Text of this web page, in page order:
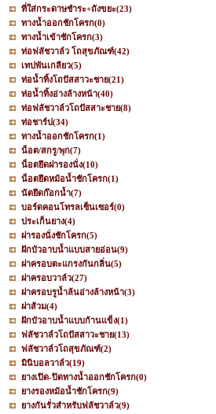
ที่ใส่กระดาษชำระ+ถังขยะ(23)
ทางน้ำออกชักโครก(0)
ทางน้ำเข้าชักโครก(3)
ท่อฟลัชวาล์ว โถสุขภัณฑ์(42)
เทปพันเกลียว(5)
ท่อน้ำทิ้งโถปัสสาวะชาย(21)
ท่อน้ำทิ้งอ่างล้างหน้า(40)
ท่อฟลัชวาล์วโถปัสสาะชาย(8)
ท่อชาร์ป(34)
ทางน้ำออกชักโครก(1)
น็อต/สกรู/พุก(7)
น็อตยึดฝารองนั่ง(10)
น็อตยึดหม้อน้ำชักโครก(1)
นัตยึดก๊อกน้ำ(7)
บอร์ดคอนโทรลเซ็นเซอร์(0)
ประเก็นยาง(4)
ฝารองนั่งชักโครก(5)
ฝักบัวอาบน้ำแบบสายอ่อน(9)
ฝาครอบตะแกรงกันกลิ่น(5)
ฝาครอบวาล์ว(27)
ฝาครอบรูน้ำล้นอ่างล้างหน้า(3)
ฝาส้วม(4)
ฝักบัวอาบน้ำแบบก้านแข็ง(1)
ฟลัชวาล์วโถปัสสาวะชาย(13)
ฟลัชวาล์วโถสุขภัณฑ์(2)
มินิบอลวาล์ว(19)
ยางเปิด-ปิดทางน้ำออกชักโครก(0)
ยางรองหม้อน้ำชักโครก(9)
ยางกันรั่วสำหรับฟลัชวาล์ว(9)